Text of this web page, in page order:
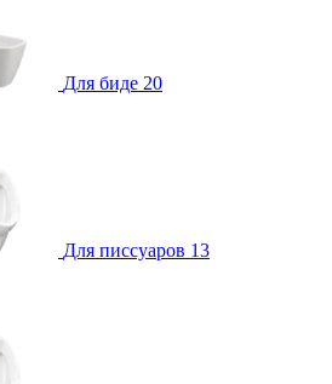
Для биде 20
Для писсуаров 13